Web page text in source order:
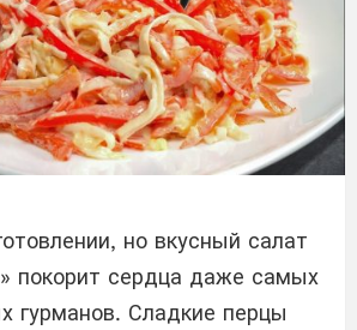
но вкусный салат
покорит сердца даже самых
гурманов. Сладкие перцы